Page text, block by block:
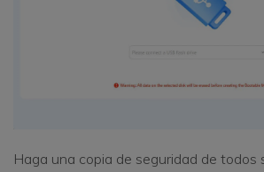
Haga una copia de seguridad de todos